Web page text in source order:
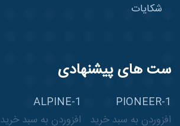
شکایات
ست های پیشنهادی
PIONEER-1
افزوردن به سبد خرید
ALPINE-1
افزوردن به سبد خرید